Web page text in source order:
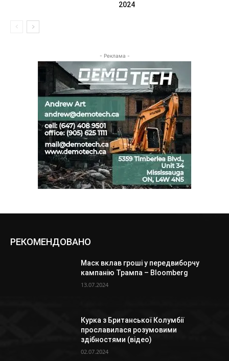
2024
- Реклама -
РЕКОМЕНДОВАНО
Маск вклав гроші у передвиборчу
кампанію Трампа – Bloomberg
13.07.2024
Курка з Британської Колумбії
прославилася розумовими
здібностями (відео)
02.07.2024